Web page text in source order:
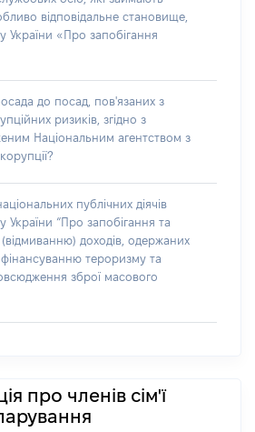
відповідальне становище,
України «Про запобігання
до посад, пов'язаних з
ризиків, згідно з
Національним агентством з
публічних діячів
України “Про запобігання та
(відмиванню) доходів, одержаних
тероризму та
зброї масового
про членів сім'ї